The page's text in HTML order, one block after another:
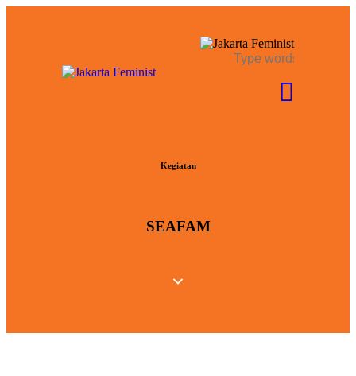
Kegiatan
SEAFAM